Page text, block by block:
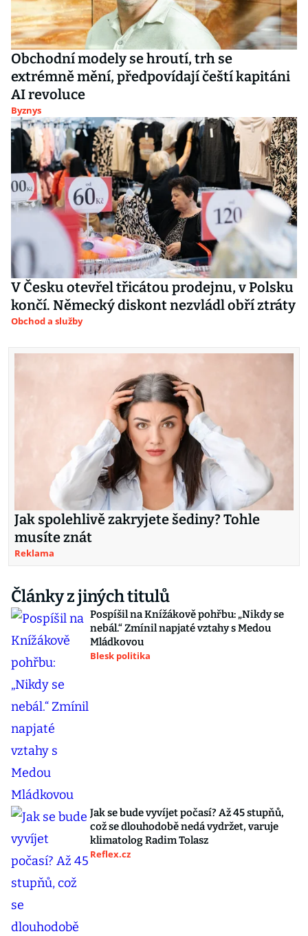
Obchodní modely se hroutí, trh se
extrémně mění, předpovídají čeští kapitáni
AI revoluce
Byznys
V Česku otevřel třicátou prodejnu, v Polsku
končí. Německý diskont nezvládl obří ztráty
Obchod a služby
Jak spolehlivě zakryjete šediny? Tohle
musíte znát
Reklama
Články z jiných titulů
Pospíšil na Knížákově pohřbu: „Nikdy se
nebál.“ Zmínil napjaté vztahy s Medou
Mládkovou
Blesk politika
Jak se bude vyvíjet počasí? Až 45 stupňů,
což se dlouhodobě nedá vydržet, varuje
klimatolog Radim Tolasz
Reflex.cz